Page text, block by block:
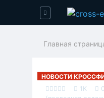
Главная
НОВОСТИ
1K
0